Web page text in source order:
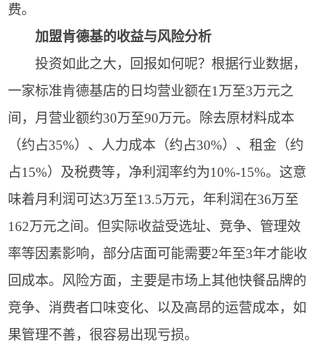
费。
加盟肯德基的收益与风险分析
投资如此之大，回报如何呢？根据行业数据，
一家标准肯德基店的日均营业额在1万至3万元之
间，月营业额约30万至90万元。除去原材料成本
（约占35%）、人力成本（约占30%）、租金（约
占15%）及税费等，净利润率约为10%-15%。这意
味着月利润可达3万至13.5万元，年利润在36万至
162万元之间。但实际收益受选址、竞争、管理效
率等因素影响，部分店面可能需要2年至3年才能收
回成本。风险方面，主要是市场上其他快餐品牌的
竞争、消费者口味变化、以及高昂的运营成本，如
果管理不善，很容易出现亏损。